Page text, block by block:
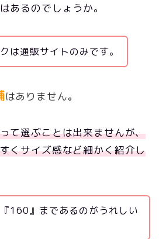
はあるのでしょうか。
は通販サイトのみです。
はありません。
て選ぶことは出来ませんが、
くサイズ感など細かく紹介し
160』まであるのがうれしい